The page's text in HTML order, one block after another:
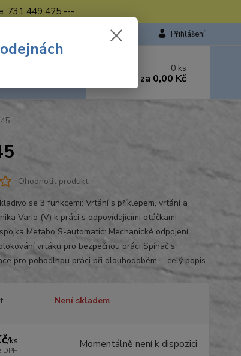
731 449 425 ---
Přihlášení
Zavolejte.
0 ks
za 0,00 Kč
Ohodnotit produkt
se 3 funkcemi: Vrtání s příklepem, vrtání a
Vario (V) k práci s odpovídajícími otáčkami
Metabo S-automatic: Mechanické odpojení
vrtáku pro bezpečnou práci Spínač s
pro pohodlnou práci při dlouhodobém ... celý popis
Není skladem
/ks
DPH Momentálně není k dispozici